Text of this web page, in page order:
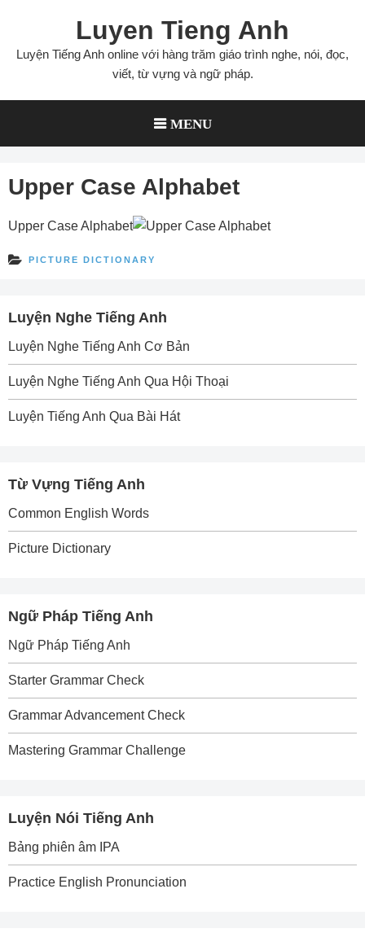
content
Luyen Tieng Anh
Luyện Tiếng Anh online với hàng trăm giáo trình nghe, nói, đọc,
viết, từ vựng và ngữ pháp.
MENU
Upper Case Alphabet
Upper Case Alphabet
PICTURE DICTIONARY
Luyện Nghe Tiếng Anh
Luyện Nghe Tiếng Anh Cơ Bản
Luyện Nghe Tiếng Anh Qua Hội Thoại
Luyện Tiếng Anh Qua Bài Hát
Từ Vựng Tiếng Anh
Common English Words
Picture Dictionary
Ngữ Pháp Tiếng Anh
Ngữ Pháp Tiếng Anh
Starter Grammar Check
Grammar Advancement Check
Mastering Grammar Challenge
Luyện Nói Tiếng Anh
Bảng phiên âm IPA
Practice English Pronunciation